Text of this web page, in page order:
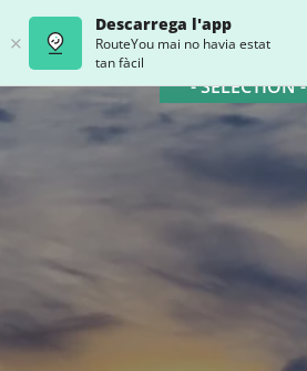
Descarrega l'app
RouteYou mai no havia estat
tan fàcil
- SELECTION -